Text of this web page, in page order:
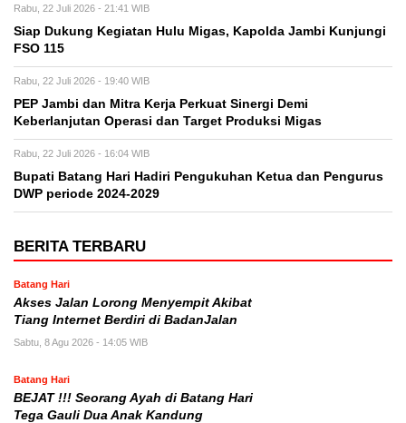
Rabu, 22 Juli 2026 - 21:41 WIB
Siap Dukung Kegiatan Hulu Migas, Kapolda Jambi Kunjungi
FSO 115
Rabu, 22 Juli 2026 - 19:40 WIB
PEP Jambi dan Mitra Kerja Perkuat Sinergi Demi
Keberlanjutan Operasi dan Target Produksi Migas
Rabu, 22 Juli 2026 - 16:04 WIB
Bupati Batang Hari Hadiri Pengukuhan Ketua dan Pengurus
DWP periode 2024-2029
BERITA TERBARU
Batang Hari
Akses Jalan Lorong Menyempit Akibat
Tiang Internet Berdiri di BadanJalan
Sabtu, 8 Agu 2026 - 14:05 WIB
Batang Hari
BEJAT !!! Seorang Ayah di Batang Hari
Tega Gauli Dua Anak Kandung